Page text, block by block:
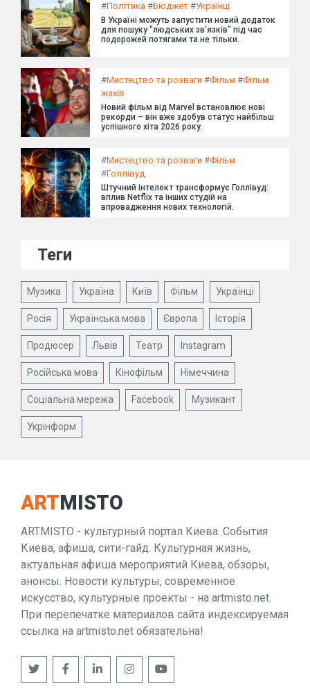
#Політика #Бюджет #Українці
В Україні можуть запустити новий додаток
для пошуку "людських зв'язків" під час
подорожей потягами та не тільки.
#Мистецтво та розваги #Фільм #Фільм
жахів
Новий фільм від Marvel встановлює нові
рекорди – він вже здобув статус найбільш
успішного хіта 2026 року.
#Мистецтво та розваги #Фільм
#Голлівуд
Штучний інтелект трансформує Голлівуд:
вплив Netflix та інших студій на
впровадження нових технологій.
Теги
Музика Україна Київ Фільм Українці
Росія Українська мова Європа Історія
Продюсер Львів Театр Instagram
Російська мова Кінофільм Німеччина
Соціальна мережа Facebook Музикант
Укрінформ
ARTMISTO
ARTMISTO - культурный портал Киева. События
Киева, афиша, сити-гайд. Культурная жизнь,
актуальная афиша мероприятий Киева, обзоры,
анонсы. Новости культуры, современное
искусство, культурные проекты - на artmisto.net.
При перепечатке материалов сайта индексируемая
ссылка на artmisto.net обязательна!